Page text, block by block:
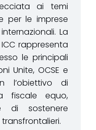
ai temi
per le imprese
La
rappresenta
le principali
Unite, OCSE e
l’obiettivo di
fiscale equo,
di sostenere